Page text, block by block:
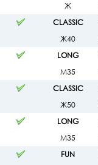
Ж
CLASSIC
Ж40
LONG
М35
CLASSIC
Ж50
LONG
М35
FUN